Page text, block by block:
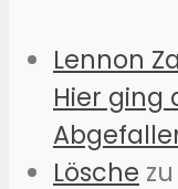
Lennon
Hier ging
Lösche zu